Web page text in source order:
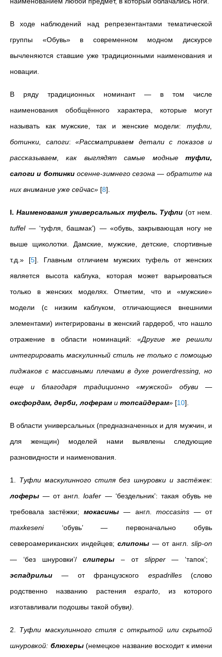
В ходе наблюдений над репрезентантами тематической
группы «Обувь» в современном модном дискурсе
вычленяются ставшие уже традиционными наименования и
новации.
В ряду традиционных номинант — в том числе
наименования обобщённого характера, которые могут
называть как мужские, так и женские модели: туфли,
ботинки, сапоги: «Рассматриваем детали с показов и
рассказываем, как выглядят самые модные туфли,
сапоги и ботинкиосенне-зимнего сезона— обратите на
них внимание уже сейчас» [8]
I. Наименования универсальных туфель. Туфли(от нем.
tuffel— ‘туфля, башмак’) — «обувь, закрывающая ногу не
выше щиколотки. Дамские, мужские, детские, спортивные
т.д.» [5] . Главным отличием мужских туфель от женских
является высота каблука, которая может варьироваться
только в женских моделях. Отметим, что и «мужские»
модели (с низким каблуком, отличающиеся внешними
элементами) интегрированы в женский гардероб, что нашло
отражение в области номинаций:«Другие же решили
интегрировать маскулинный стиль не только с помощью
пиджаков с массивными плечами в духе powerdressing, но
еще и благодаря традиционно «мужской» обуви —
оксфордам, дерби, лоферам и топсайдерам» [10]
В области универсальных (предназначенных и для мужчин, и
для женщин) моделей нами выявлены следующие
разновидности и наименования.
1. Туфли маскулинного стиля без шнуровки и застёжек:
лоферы — от англ.loafer — ‘бездельник’: такая обувь не
требовала застёжки;
мокасины — англ. moccasins— от
maxkeseni‘обувь’ — первоначально обувь
североамериканских индейцев; слипоны — от англ. slip-on
— ‘без шнуровки’/слиперы – от slipper— ‘тапок’;
эспадрильи— от французского espadrilles(слово
родственно названию растенияesparto , из которого
изготавливали подошвы такой обуви)
2. Туфли маскулинного стиля с открытой или скрытой
шнуровкой: блюхеры (немецкое название восходит к имени